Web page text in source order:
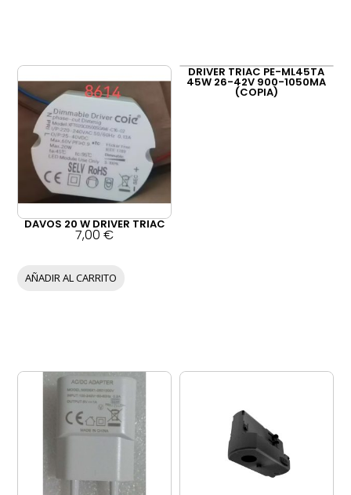
DAVOS 20 W DRIVER TRIAC
7,00€
AÑADIR AL CARRITO
DRIVER TRIAC PE-ML45TA
45W 26-42V 900-1050MA
(COPIA)